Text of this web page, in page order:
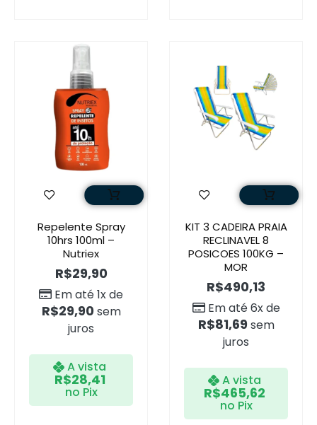
Repelente Spray
10hrs 100ml –
Nutriex
R$29,90
Em até 1x de
R$29,90 sem
juros
A vista
R$28,41
no Pix
KIT 3 CADEIRA PRAIA
RECLINAVEL 8
POSICOES 100KG –
MOR
R$490,13
Em até 6x de
R$81,69 sem
juros
A vista
R$465,62
no Pix